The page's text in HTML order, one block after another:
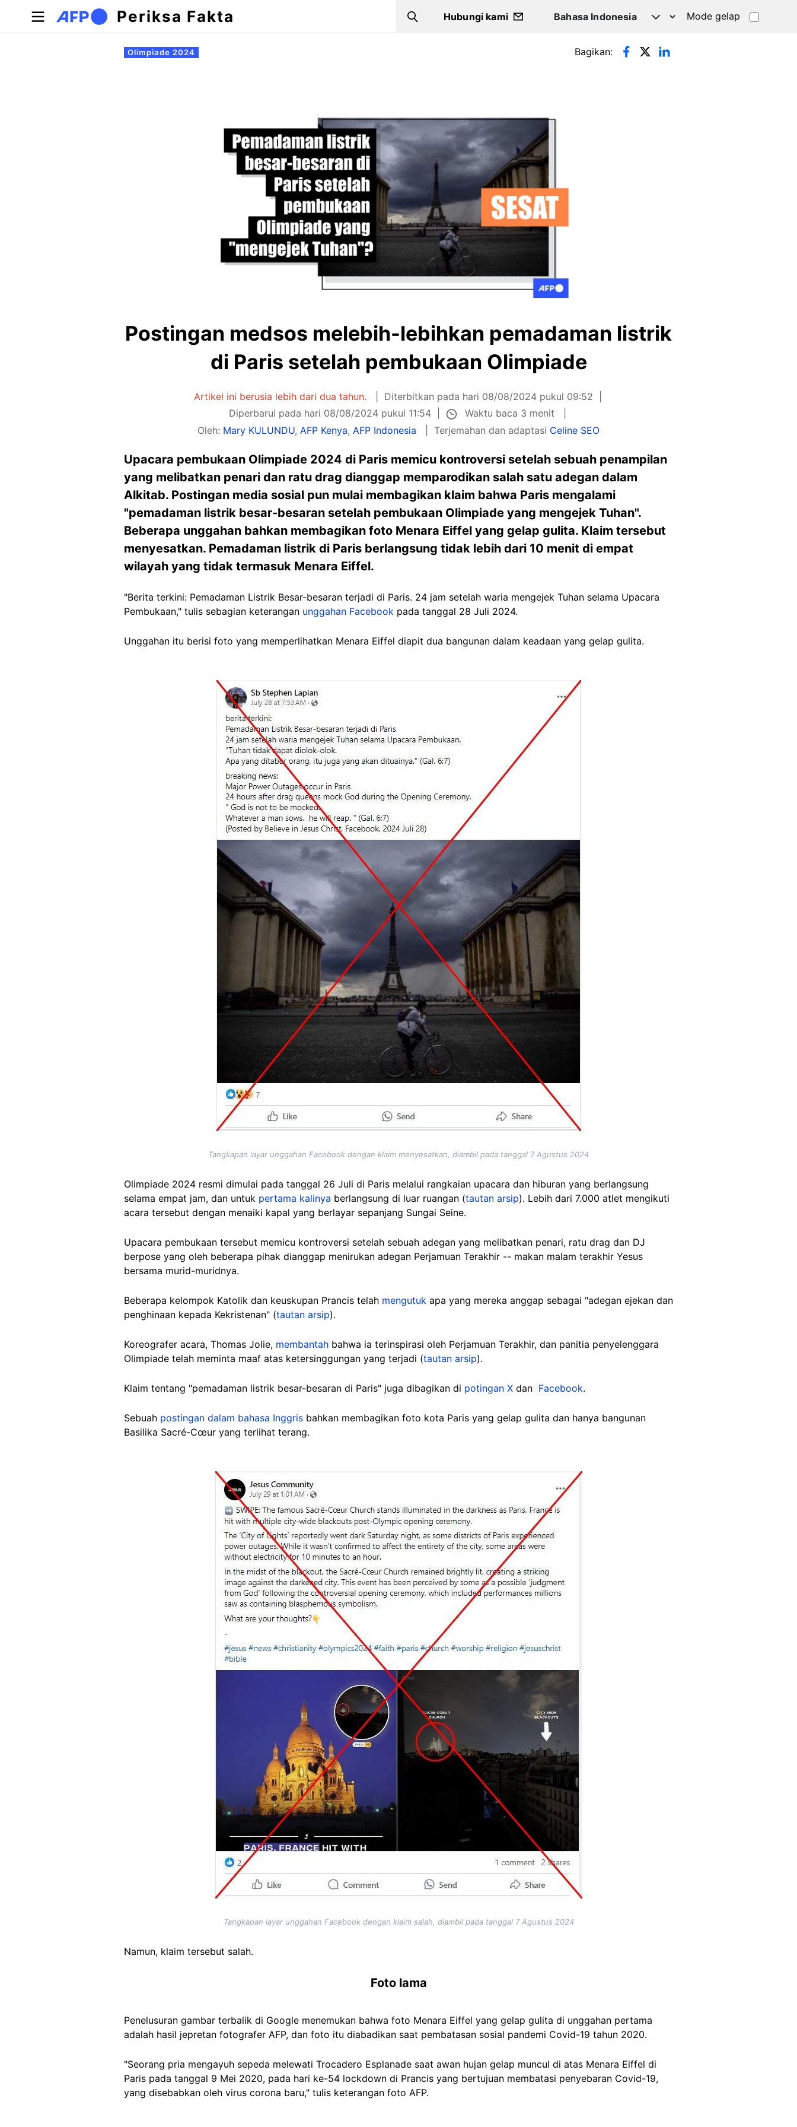
Lompat ke isi utama
Periksa Fakta Search
Hubungi kami Mode gelap
Tab primer
Olimpiade 2024 Bagikan:
Postingan medsos melebih-lebihkan pemadaman listrik
di Paris setelah pembukaan Olimpiade
Artikel ini berusia lebih dari dua tahun.
Diterbitkan pada hari 08/08/2024 pukul 09:52
Diperbarui pada hari 08/08/2024 pukul 11:54
Waktu baca 3 menit
Oleh: Mary KULUNDU, AFP Kenya, AFP Indonesia Terjemahan dan adaptasi Celine SEO
Upacara pembukaan Olimpiade 2024 di Paris memicu kontroversi setelah sebuah penampilan
yang melibatkan penari dan ratu drag dianggap memparodikan salah satu adegan dalam
Alkitab. Postingan media sosial pun mulai membagikan klaim bahwa Paris mengalami
"pemadaman listrik besar-besaran setelah pembukaan Olimpiade yang mengejek Tuhan".
Beberapa unggahan bahkan membagikan foto Menara Eiffel yang gelap gulita. Klaim tersebut
menyesatkan. Pemadaman listrik di Paris berlangsung tidak lebih dari 10 menit di empat
wilayah yang tidak termasuk Menara Eiffel.
"Berita terkini: Pemadaman Listrik Besar-besaran terjadi di Paris. 24 jam setelah waria mengejek Tuhan selama Upacara
Pembukaan," tulis sebagian keterangan unggahan Facebook pada tanggal 28 Juli 2024.
Unggahan itu berisi foto yang memperlihatkan Menara Eiffel diapit dua bangunan dalam keadaan yang gelap gulita.
Tangkapan layar unggahan Facebook dengan klaim menyesatkan, diambil pada tanggal 7 Agustus 2024
Olimpiade 2024 resmi dimulai pada tanggal 26 Juli di Paris melalui rangkaian upacara dan hiburan yang berlangsung
selama empat jam, dan untuk pertama kalinya berlangsung di luar ruangan (tautan arsip). Lebih dari 7.000 atlet mengikuti
acara tersebut dengan menaiki kapal yang berlayar sepanjang Sungai Seine.
Upacara pembukaan tersebut memicu kontroversi setelah sebuah adegan yang melibatkan penari, ratu drag dan DJ
berpose yang oleh beberapa pihak dianggap menirukan adegan Perjamuan Terakhir -- makan malam terakhir Yesus
bersama murid-muridnya.
Beberapa kelompok Katolik dan keuskupan Prancis telah mengutuk apa yang mereka anggap sebagai "adegan ejekan dan
penghinaan kepada Kekristenan" (tautan arsip).
Koreografer acara, Thomas Jolie, membantah bahwa ia terinspirasi oleh Perjamuan Terakhir, dan panitia penyelenggara
Olimpiade telah meminta maaf atas ketersinggungan yang terjadi (tautan arsip).
Klaim tentang "pemadaman listrik besar-besaran di Paris" juga dibagikan di potingan X dan Facebook.
Sebuah postingan dalam bahasa Inggris bahkan membagikan foto kota Paris yang gelap gulita dan hanya bangunan
Basilika Sacré-Cœur yang terlihat terang.
Tangkapan layar unggahan Facebook dengan klaim salah, diambil pada tanggal 7 Agustus 2024
Namun, klaim tersebut salah.
Foto lama
Penelusuran gambar terbalik di Google menemukan bahwa foto Menara Eiffel yang gelap gulita di unggahan pertama
adalah hasil jepretan fotografer AFP, dan foto itu diabadikan saat pembatasan sosial pandemi Covid-19 tahun 2020.
"Seorang pria mengayuh sepeda melewati Trocadero Esplanade saat awan hujan gelap muncul di atas Menara Eiffel di
Paris pada tanggal 9 Mei 2020, pada hari ke-54 lockdown di Prancis yang bertujuan membatasi penyebaran Covid-19,
yang disebabkan oleh virus corona baru," tulis keterangan foto AFP.